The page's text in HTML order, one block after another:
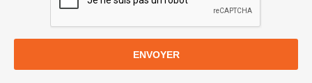
ENVOYER